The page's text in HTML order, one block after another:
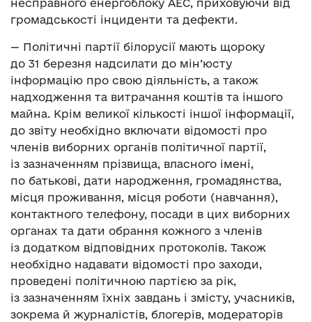
несправного енергоблоку АЕС, приховуючи від
громадськості інциденти та дефекти.
— Політичні партії білорусії мають щороку
до 31 березня надсилати до мін’юсту
інформацію про свою діяльність, а також
надходження та витрачання коштів та іншого
майна. Крім великої кількості іншої інформації,
до звіту необхідно включати відомості про
членів виборних органів політичної партії,
із зазначенням прізвища, власного імені,
по батькові, дати народження, громадянства,
місця проживання, місця роботи (навчання),
контактного телефону, посади в цих виборних
органах та дати обрання кожного з членів
із додатком відповідних протоколів. Також
необхідно надавати відомості про заходи,
проведені політичною партією за рік,
із зазначенням їхніх завдань і змісту, учасників,
зокрема й журналістів, блогерів, модераторів